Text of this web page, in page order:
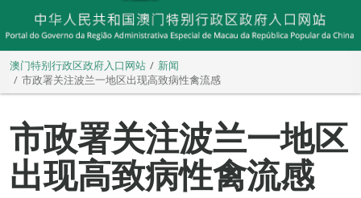
澳门特别行政区政府入口网站
新闻
市政署关注波兰一地区出现高致病性禽流感
市政署关注波兰一地区
出现高致病性禽流感